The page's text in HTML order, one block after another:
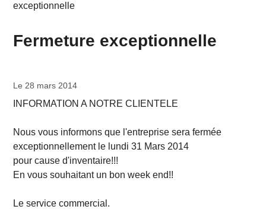
exceptionnelle
Fermeture exceptionnelle
Le 28 mars 2014
INFORMATION A NOTRE CLIENTELE
Nous vous informons que l'entreprise sera fermée
exceptionnellement le lundi 31 Mars 2014
pour cause d'inventaire!!!
En vous souhaitant un bon week end!!
Le service commercial.